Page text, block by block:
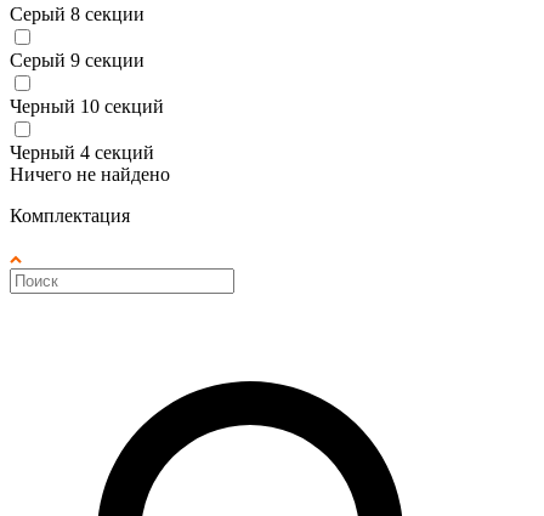
Серый 8 секции
Серый 9 секции
Черный 10 секций
Черный 4 секций
Ничего не найдено
Комплектация